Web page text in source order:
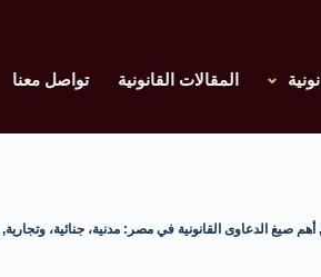
المقالات القانونية تواصل معنا
, أهم صيغ الدعاوى القانونية في مصر: مدنية، جنائية، وتجارية,